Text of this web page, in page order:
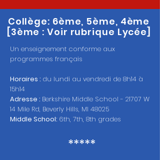
Collège: 6ème, 5ème, 4ème
[3ème : Voir rubrique Lycée]
Un enseignement conforme aux
programmes français
Horaires : du lundi au vendredi de 8h14 à
15h14
Adresse : Berkshire Middle School - 21707 W
14 Mile Rd, Beverly Hills, MI 48025
Middle School: 6th, 7th, 8th grades
*****